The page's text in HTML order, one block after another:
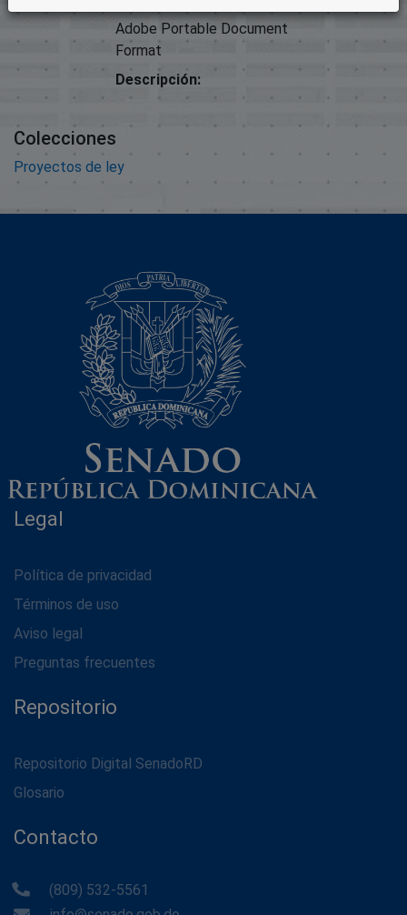
Adobe Portable Document
Format
Descripción:
Colecciones
Proyectos de ley
Legal
Política de privacidad
Términos de uso
Aviso legal
Preguntas frecuentes
Repositorio
Repositorio Digital SenadoRD
Glosario
Contacto
(809) 532-5561